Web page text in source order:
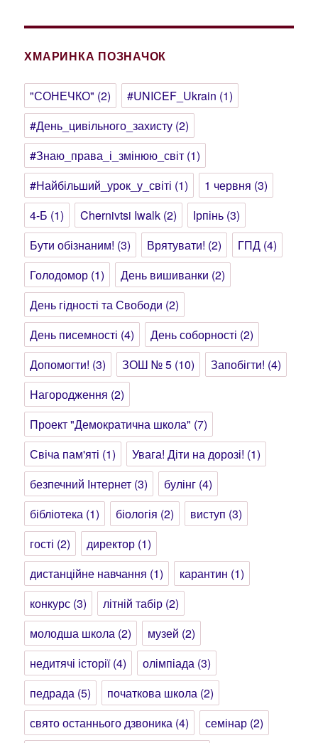
ХМАРИНКА ПОЗНАЧОК
"СОНЕЧКО" (2) #UNICEF_Ukrain (1)
#День_цивільного_захисту (2)
#Знаю_права_і_змінюю_світ (1)
#Найбільший_урок_у_світі (1) 1 червня (3)
4-Б (1) Chernivtsi Iwalk (2) Ірпінь (3)
Бути обізнаним! (3) Врятувати! (2) ГПД (4)
Голодомор (1) День вишиванки (2)
День гідності та Свободи (2)
День писемності (4) День соборності (2)
Допомогти! (3) ЗОШ № 5 (10) Запобігти! (4)
Нагородження (2)
Проект "Демократична школа" (7)
Свіча пам'яті (1) Увага! Діти на дорозі! (1)
безпечний Інтернет (3) булінг (4)
бібліотека (1) біологія (2) виступ (3)
гості (2) директор (1)
дистанційне навчання (1) карантин (1)
конкурс (3) літній табір (2)
молодша школа (2) музей (2)
недитячі історії(4) олімпіада (3)
педрада (5) початкова школа (2)
свято останнього дзвоника (4) семінар (2)